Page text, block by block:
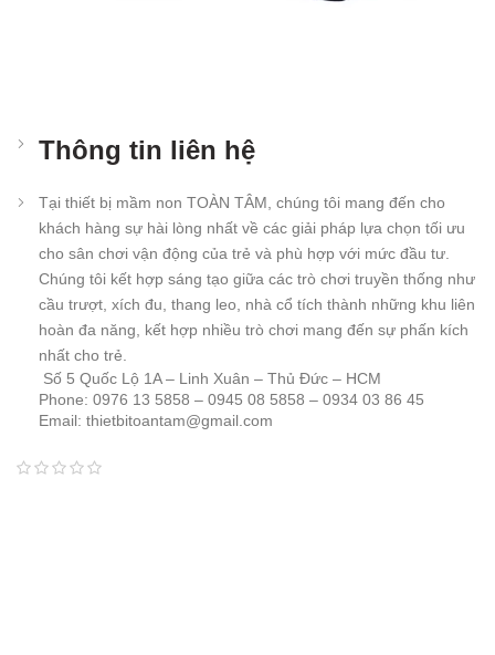
Thông tin liên hệ
Tại thiết bị mầm non TOÀN TÂM, chúng tôi mang đến cho
khách hàng sự hài lòng nhất về các giải pháp lựa chọn tối ưu
cho sân chơi vận động của trẻ và phù hợp với mức đầu tư.
Chúng tôi kết hợp sáng tạo giữa các trò chơi truyền thống như
cầu trượt, xích đu, thang leo, nhà cổ tích thành những khu liên
hoàn đa năng, kết hợp nhiều trò chơi mang đến sự phấn kích
nhất cho trẻ.
Số 5 Quốc Lộ 1A – Linh Xuân – Thủ Đức – HCM
Phone: 0976 13 5858 – 0945 08 5858 – 0934 03 86 45
Email: thietbitoantam@gmail.com